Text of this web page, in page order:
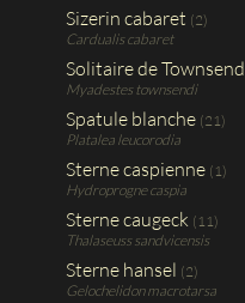
Sizerin cabaret (2)
Cardualis cabaret
Solitaire de Townsend
Myadestes townsendi
Spatule blanche (21)
Platalea leucorodia
Sterne caspienne (1)
Hydroprogne caspia
Sterne caugeck (11)
Thalaseuss sandvicensis
Sterne hansel (2)
Gelochelidon macrotarsa